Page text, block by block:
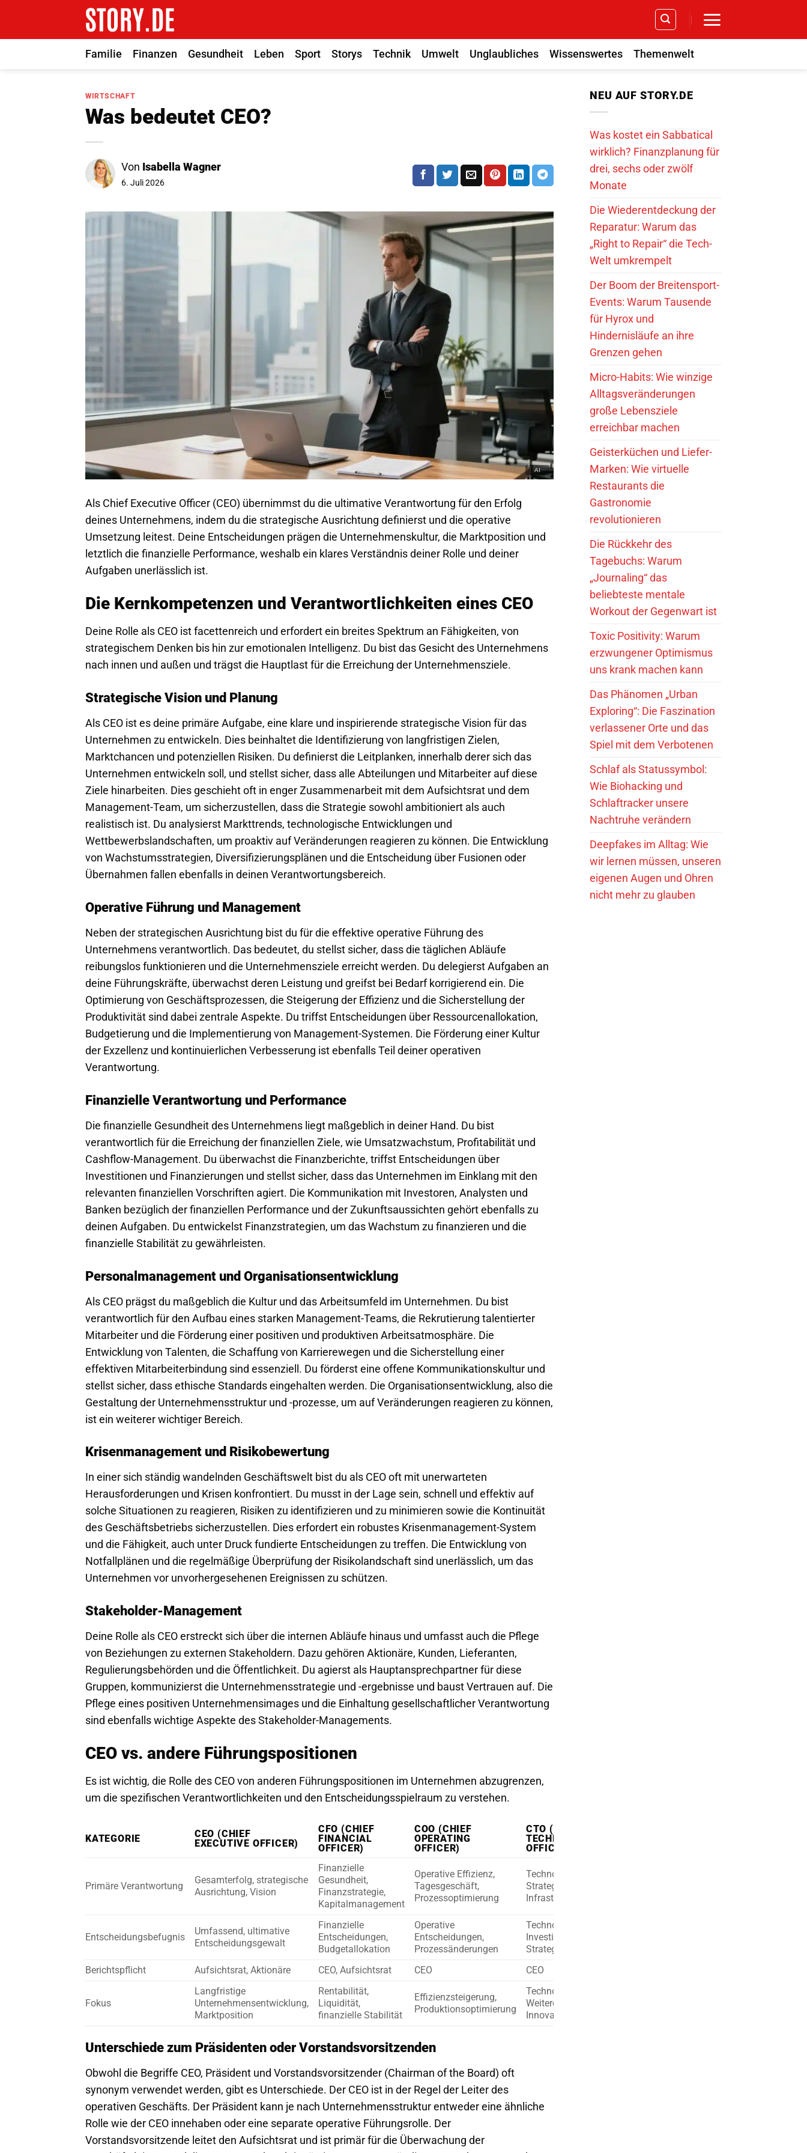
springen
Familie
Finanzen Gesundheit Leben Sport Storys Technik Umwelt Unglaubliches Wissenswertes Themenwelt
WIRTSCHAFT
Was bedeutet CEO?
Von Isabella Wagner
6. Juli 2026
Als Chief Executive Officer (CEO) übernimmst du die ultimative Verantwortung für den Erfolg
deines Unternehmens, indem du die strategische Ausrichtung definierst und die operative
Umsetzung leitest. Deine Entscheidungen prägen die Unternehmenskultur, die Marktposition und
letztlich die finanzielle Performance, weshalb ein klares Verständnis deiner Rolle und deiner
Aufgaben unerlässlich ist.
Die Kernkompetenzen und Verantwortlichkeiten eines CEO
Deine Rolle als CEO ist facettenreich und erfordert ein breites Spektrum an Fähigkeiten, von
strategischem Denken bis hin zur emotionalen Intelligenz. Du bist das Gesicht des Unternehmens
nach innen und außen und trägst die Hauptlast für die Erreichung der Unternehmensziele.
Strategische Vision und Planung
Als CEO ist es deine primäre Aufgabe, eine klare und inspirierende strategische Vision für das
Unternehmen zu entwickeln. Dies beinhaltet die Identifizierung von langfristigen Zielen,
Marktchancen und potenziellen Risiken. Du definierst die Leitplanken, innerhalb derer sich das
Unternehmen entwickeln soll, und stellst sicher, dass alle Abteilungen und Mitarbeiter auf diese
Ziele hinarbeiten. Dies geschieht oft in enger Zusammenarbeit mit dem Aufsichtsrat und dem
Management-Team, um sicherzustellen, dass die Strategie sowohl ambitioniert als auch
realistisch ist. Du analysierst Markttrends, technologische Entwicklungen und
Wettbewerbslandschaften, um proaktiv auf Veränderungen reagieren zu können. Die Entwicklung
von Wachstumsstrategien, Diversifizierungsplänen und die Entscheidung über Fusionen oder
Übernahmen fallen ebenfalls in deinen Verantwortungsbereich.
Operative Führung und Management
Neben der strategischen Ausrichtung bist du für die effektive operative Führung des
Unternehmens verantwortlich. Das bedeutet, du stellst sicher, dass die täglichen Abläufe
reibungslos funktionieren und die Unternehmensziele erreicht werden. Du delegierst Aufgaben an
deine Führungskräfte, überwachst deren Leistung und greifst bei Bedarf korrigierend ein. Die
Optimierung von Geschäftsprozessen, die Steigerung der Effizienz und die Sicherstellung der
Produktivität sind dabei zentrale Aspekte. Du triffst Entscheidungen über Ressourcenallokation,
Budgetierung und die Implementierung von Management-Systemen. Die Förderung einer Kultur
der Exzellenz und kontinuierlichen Verbesserung ist ebenfalls Teil deiner operativen
Verantwortung.
Finanzielle Verantwortung und Performance
Die finanzielle Gesundheit des Unternehmens liegt maßgeblich in deiner Hand. Du bist
verantwortlich für die Erreichung der finanziellen Ziele, wie Umsatzwachstum, Profitabilität und
Cashflow-Management. Du überwachst die Finanzberichte, triffst Entscheidungen über
Investitionen und Finanzierungen und stellst sicher, dass das Unternehmen im Einklang mit den
relevanten finanziellen Vorschriften agiert. Die Kommunikation mit Investoren, Analysten und
Banken bezüglich der finanziellen Performance und der Zukunftsaussichten gehört ebenfalls zu
deinen Aufgaben. Du entwickelst Finanzstrategien, um das Wachstum zu finanzieren und die
finanzielle Stabilität zu gewährleisten.
Personalmanagement und Organisationsentwicklung
Als CEO prägst du maßgeblich die Kultur und das Arbeitsumfeld im Unternehmen. Du bist
verantwortlich für den Aufbau eines starken Management-Teams, die Rekrutierung talentierter
Mitarbeiter und die Förderung einer positiven und produktiven Arbeitsatmosphäre. Die
Entwicklung von Talenten, die Schaffung von Karrierewegen und die Sicherstellung einer
effektiven Mitarbeiterbindung sind essenziell. Du förderst eine offene Kommunikationskultur und
stellst sicher, dass ethische Standards eingehalten werden. Die Organisationsentwicklung, also die
Gestaltung der Unternehmensstruktur und -prozesse, um auf Veränderungen reagieren zu können,
ist ein weiterer wichtiger Bereich.
Krisenmanagement und Risikobewertung
In einer sich ständig wandelnden Geschäftswelt bist du als CEO oft mit unerwarteten
Herausforderungen und Krisen konfrontiert. Du musst in der Lage sein, schnell und effektiv auf
solche Situationen zu reagieren, Risiken zu identifizieren und zu minimieren sowie die Kontinuität
des Geschäftsbetriebs sicherzustellen. Dies erfordert ein robustes Krisenmanagement-System
und die Fähigkeit, auch unter Druck fundierte Entscheidungen zu treffen. Die Entwicklung von
Notfallplänen und die regelmäßige Überprüfung der Risikolandschaft sind unerlässlich, um das
Unternehmen vor unvorhergesehenen Ereignissen zu schützen.
Stakeholder-Management
Deine Rolle als CEO erstreckt sich über die internen Abläufe hinaus und umfasst auch die Pflege
von Beziehungen zu externen Stakeholdern. Dazu gehören Aktionäre, Kunden, Lieferanten,
Regulierungsbehörden und die Öffentlichkeit. Du agierst als Hauptansprechpartner für diese
Gruppen, kommunizierst die Unternehmensstrategie und -ergebnisse und baust Vertrauen auf. Die
Pflege eines positiven Unternehmensimages und die Einhaltung gesellschaftlicher Verantwortung
sind ebenfalls wichtige Aspekte des Stakeholder-Managements.
CEO vs. andere Führungspositionen
Es ist wichtig, die Rolle des CEO von anderen Führungspositionen im Unternehmen abzugrenzen,
um die spezifischen Verantwortlichkeiten und den Entscheidungsspielraum zu verstehen.
KATEGORIE
CEO (CHIEF
EXECUTIVE OFFICER)
CFO (CHIEF
FINANCIAL
OFFICER)
COO (CHIEF
OPERATING
OFFICER)
CTO (CHIEF
TECHNOLOGY
OFFICER)
Primäre Verantwortung
Gesamterfolg, strategische
Ausrichtung, Vision
Finanzielle
Gesundheit,
Finanzstrategie,
Kapitalmanagement
Operative Effizienz,
Tagesgeschäft,
Prozessoptimierung
Technologische
Strategie, Innovation, IT-
Infrastruktur
Entscheidungsbefugnis
Umfassend, ultimative
Entscheidungsgewalt
Finanzielle
Entscheidungen,
Budgetallokation
Operative
Entscheidungen,
Prozessänderungen
Technologische
Investitionen und
Strategien
Berichtspflicht
Aufsichtsrat, Aktionäre CEO, Aufsichtsrat CEO CEO
Fokus
Langfristige
Unternehmensentwicklung,
Marktposition
Rentabilität,
Liquidität,
finanzielle Stabilität
Effizienzsteigerung,
Produktionsoptimierung
Technologische
Weiterentwicklung,
Innovationsführerschaft
Unterschiede zum Präsidenten oder Vorstandsvorsitzenden
Obwohl die Begriffe CEO, Präsident und Vorstandsvorsitzender (Chairman of the Board) oft
synonym verwendet werden, gibt es Unterschiede. Der CEO ist in der Regel der Leiter des
operativen Geschäfts. Der Präsident kann je nach Unternehmensstruktur entweder eine ähnliche
Rolle wie der CEO innehaben oder eine separate operative Führungsrolle. Der
Vorstandsvorsitzende leitet den Aufsichtsrat und ist primär für die Überwachung der
NEU AUF STORY.DE
Was kostet ein Sabbatical
wirklich? Finanzplanung für
drei, sechs oder zwölf
Monate
Die Wiederentdeckung der
Reparatur: Warum das
„Right to Repair“ die Tech-
Welt umkrempelt
Der Boom der Breitensport-
Events: Warum Tausende
für Hyrox und
Hindernisläufe an ihre
Grenzen gehen
Micro-Habits: Wie winzige
Alltagsveränderungen
große Lebensziele
erreichbar machen
Geisterküchen und Liefer-
Marken: Wie virtuelle
Restaurants die
Gastronomie
revolutionieren
Die Rückkehr des
Tagebuchs: Warum
„Journaling“ das
beliebteste mentale
Workout der Gegenwart ist
Toxic Positivity: Warum
erzwungener Optimismus
uns krank machen kann
Das Phänomen „Urban
Exploring“: Die Faszination
verlassener Orte und das
Spiel mit dem Verbotenen
Schlaf als Statussymbol:
Wie Biohacking und
Schlaftracker unsere
Nachtruhe verändern
Deepfakes im Alltag: Wie
wir lernen müssen, unseren
eigenen Augen und Ohren
nicht mehr zu glauben